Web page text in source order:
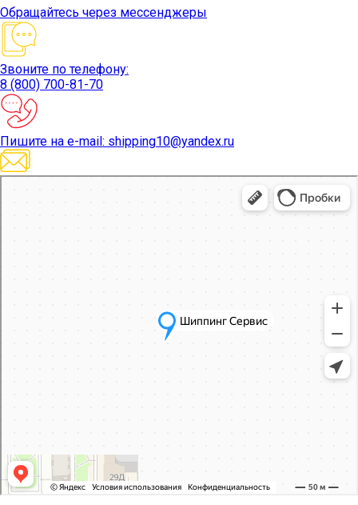
Обращайтесь через мессенджеры
Звоните по телефону:
8 (800) 700-81-70
Пишите на e-mail: shipping10@yandex.ru